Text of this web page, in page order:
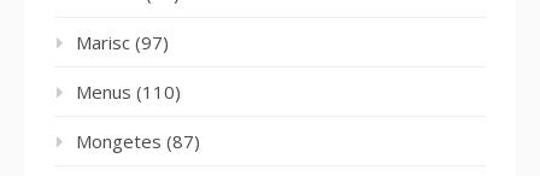
Marisc (97)
Menus (110)
Mongetes (87)